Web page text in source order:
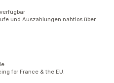
und Auszahlungen nahtlos über
for France & the EU.